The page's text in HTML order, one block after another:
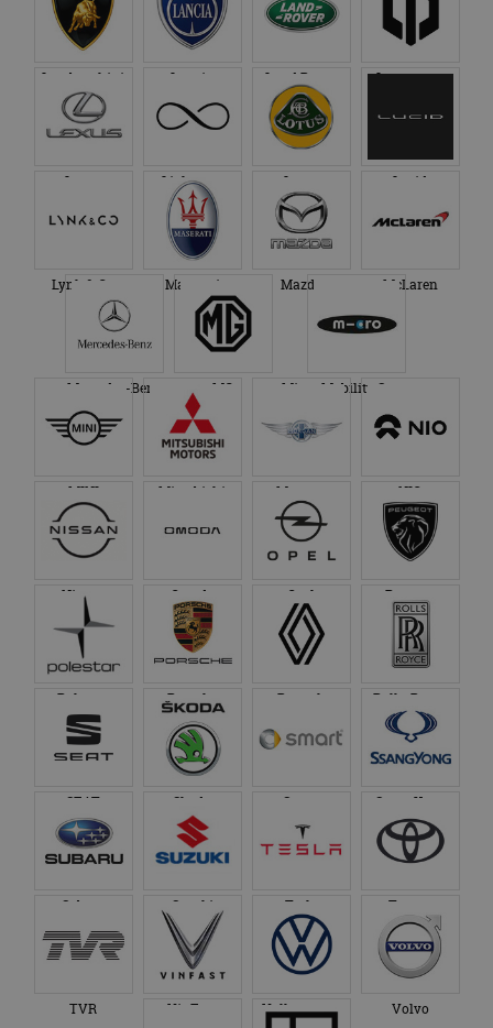
Lamborghini Lancia Land Rover Leapmotor
Lexus Lightyear Lotus Lucid
Lynk & Co Maserati Mazda McLaren
Mercedes-Benz MG Micro Mobility Systems
MINI Mitsubishi Morgan NIO
Nissan Omoda Opel Peugeot
Polestar Porsche Renault Rolls-Royce
SEAT Skoda Smart SsangYong
Subaru Suzuki Tesla Toyota
TVR VinFast Volkswagen Volvo